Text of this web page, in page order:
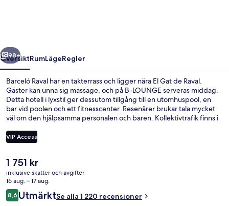
Nästa
98+
ÖversiktRumLägeRegler
Barceló Raval har en takterrass och ligger nära El Gat de Raval.
Gäster kan unna sig massage, och på B-LOUNGE serveras middag.
Detta hotell i lyxstil ger dessutom tillgång till en utomhuspool, en
bar vid poolen och ett fitnesscenter. Resenärer brukar tala mycket
väl om den hjälpsamma personalen och baren. Kollektivtrafik finns i
Montjuic Station är det 7 minuter.
VIP Access
Det
nuvarande
priset
är
1 751 kr
1 751 kr
inklusive skatter och avgifter
16 aug. – 17 aug.
Recensioner
8,68,6 av 10,
UtmärktSe alla 1 220 recensioner